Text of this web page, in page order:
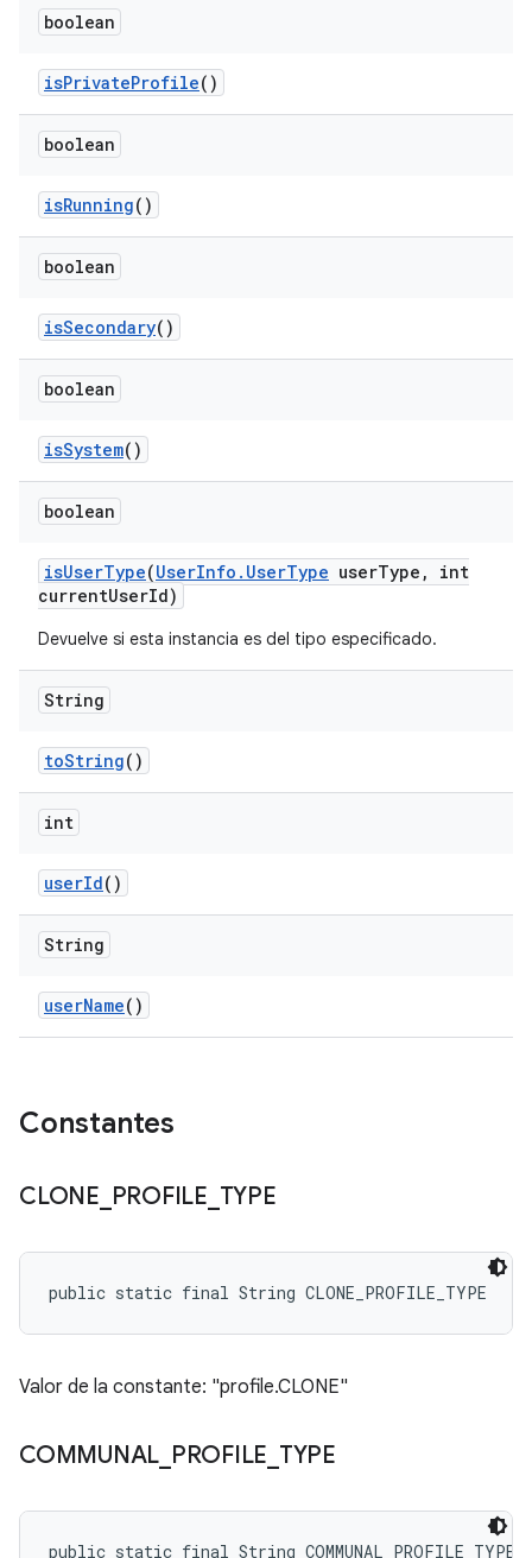
boolean
isPrivateProfile()
boolean
isRunning()
boolean
isSecondary()
boolean
isSystem()
boolean
isUserType(UserInfo . UserType userType ,
int
currentUserId)
Devuelve si esta instancia es del tipo especificado.
String
toString()
int
userId()
String
userName()
Constantes
CLONE PROFILE TYPE
public static final String CLONE_PROFILE_TYPE
Valor de la constante: "profile.CLONE"
COMMUNAL PROFILE TYPE
public static final String COMMUNAL_PROFILE_TYPE